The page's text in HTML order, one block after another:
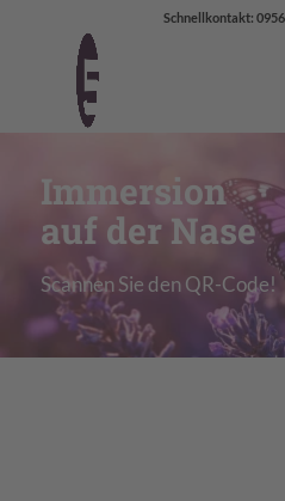
Schnellkontakt:
Immersion
auf der Nase
Scannen Sie den QR-Code!